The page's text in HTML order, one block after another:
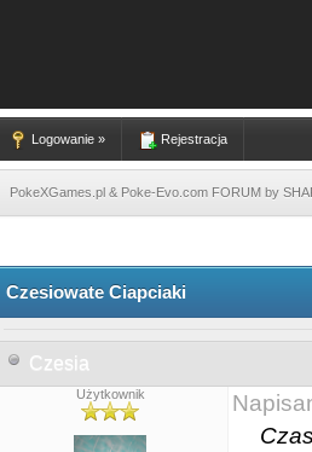
Logowanie » Rejestracja
PokeXGames.pl & Poke-Evo.com FORUM by
Czesiowate Ciapciaki
Czesia
Użytkownik